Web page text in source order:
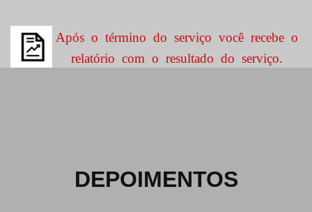
Após o término do serviço você recebe o
relatório com o resultado do serviço.
DEPOIMENTOS